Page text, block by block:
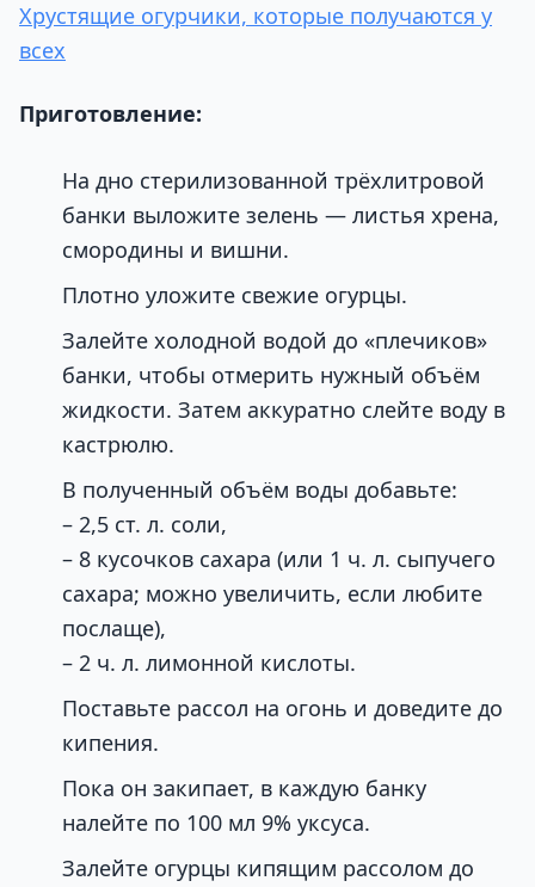
Хрустящие огурчики, которые получаются у
всех
Приготовление:
На дно стерилизованной трёхлитровой
банки выложите зелень — листья хрена,
смородины и вишни.
Плотно уложите свежие огурцы.
Залейте холодной водой до «плечиков»
банки, чтобы отмерить нужный объём
жидкости. Затем аккуратно слейте воду в
кастрюлю.
В полученный объём воды добавьте:
– 2,5 ст. л. соли,
– 8 кусочков сахара (или 1 ч. л. сыпучего
сахара; можно увеличить, если любите
послаще),
– 2 ч. л. лимонной кислоты.
Поставьте рассол на огонь и доведите до
кипения.
Пока он закипает, в каждую банку
налейте по 100 мл 9% уксуса.
Залейте огурцы кипящим рассолом до